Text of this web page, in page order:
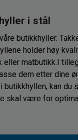
i stål
butikkhyller.
holder høy
eller matbutikk.I
dem etter dine
kan du
skal være for
butikkmiljø som er